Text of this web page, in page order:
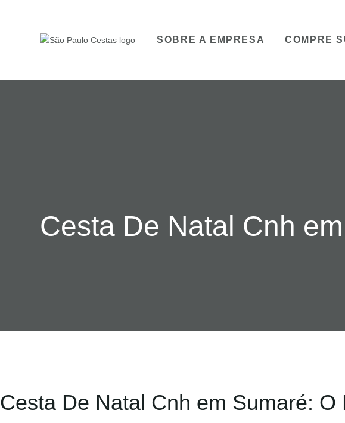
SOBRE A EMPRESA COMPRE
Cesta De Natal Cnh
Cesta De Natal Cnh em Sumaré: O